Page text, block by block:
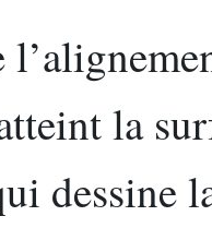
la
dessine